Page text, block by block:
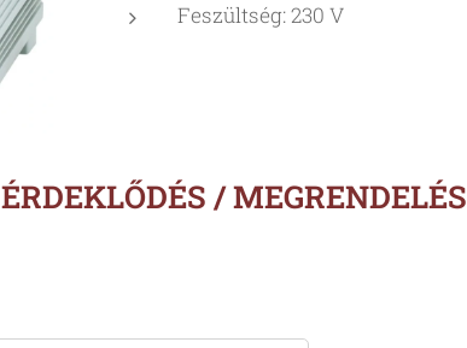
Feszültség: 230 V
ÉRDEKLŐDÉS / MEGRENDELÉS